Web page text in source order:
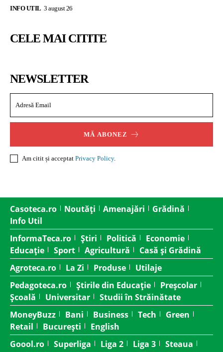
INFO UTIL 3 august 26
CELE MAI CITITE
NEWSLETTER
MĂ ABONEZ
Am citit și acceptat Privacy Policy.
Casoteca.ro Noutăți Amenajări
Grădină
Info Util
InformaTeca.ro
Știri Politică
Economie
Educație
Sport Agricultură
Casă și Grădină
Agroteca.ro
La Zi Produse
Utilaje
Pedagoteca.ro
Știrile din Educație
Preșcolar
Școală
Universitar
Studii în Străinătate
MoneyBuzz
Bani Business Tech
Green
Retail
București
English
Goool.ro
Superliga Liga 2 Liga 3
Steaua